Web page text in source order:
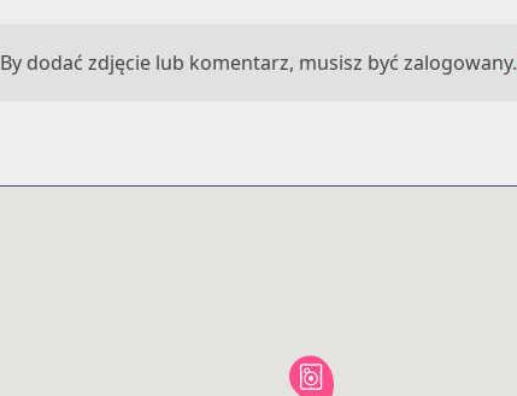
By dodać zdjęcie lub komentarz, musisz być zalogowany.